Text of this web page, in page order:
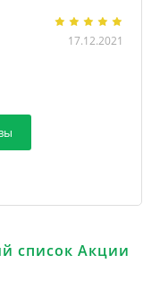
17.12.2021
список Акции